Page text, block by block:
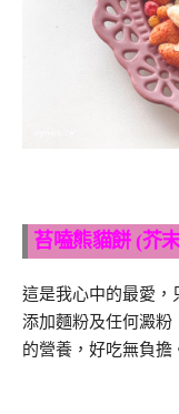
苔嗑熊貓餅 (芥
這是我心中的最愛，
添加麵粉及任何澱粉
的營養，好吃無負擔